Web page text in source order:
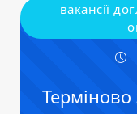
вакансії